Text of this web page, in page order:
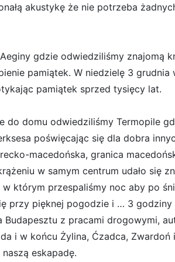
akustykę że nie potrzeba
gdzie odwiedziliśmy znajomą
pamiątek. W niedzielę 3 grudnia
pamiątek sprzed tysięcy lat.
do domu odwiedziliśmy Termopile
poświęcając się dla dobra
macedońska, granica
w samym centrum udało się
którym przespaliśmy noc aby po
przy pięknej pogodzie i … 3 godziny
z pracami drogowymi,
i w końcu Żylina, Ćzadca, Zwardoń
eskapadę.